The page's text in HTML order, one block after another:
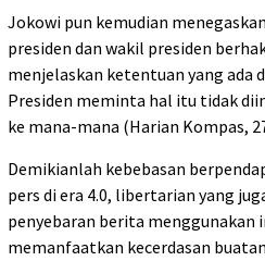
Jokowi pun kemudian
presiden dan wakil presiden
menjelaskan ketentuan yang ada
Presiden meminta hal itu tidak
ke mana-mana (Harian Kompas,
Demikianlah kebebasan
pers di era 4.0, libertarian yang
penyebaran berita menggunakan
memanfaatkan kecerdasan